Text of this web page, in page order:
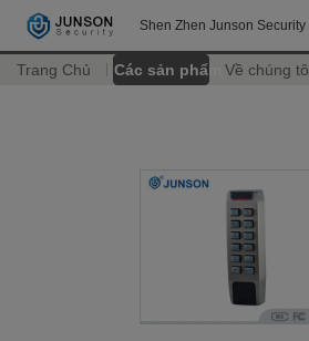
Shen Zhen Junson
Trang Chủ Các sản phẩm Về chúng